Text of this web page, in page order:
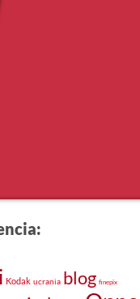
Kodak ucrania blog finepix